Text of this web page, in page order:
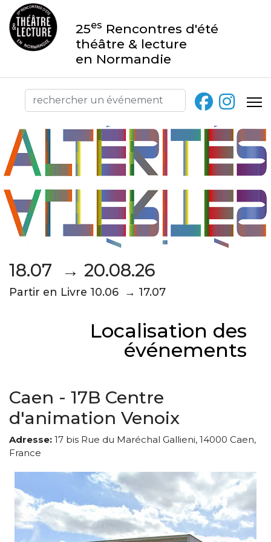
25es Rencontres d'été
théâtre & lecture
en Normandie
18.07 → 20.08.26
Partir en Livre 10.06 → 17.07
Localisation des
événements
Caen - 17B Centre
d'animation Venoix
Adresse: 17 bis Rue du Maréchal Gallieni, 14000 Caen,
France